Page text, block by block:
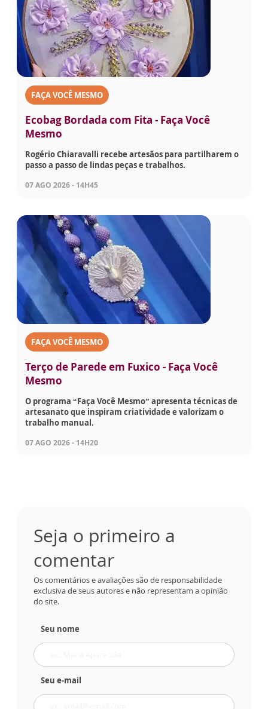
FAÇA VOCÊ MESMO
Ecobag Bordada com Fita - Faça Você
Mesmo
Rogério Chiaravalli recebe artesãos para partilharem o
passo a passo de lindas peças e trabalhos.
07 AGO 2026 - 14H45
FAÇA VOCÊ MESMO
Terço de Parede em Fuxico - Faça Você
Mesmo
O programa “Faça Você Mesmo” apresenta técnicas de
artesanato que inspiram criatividade e valorizam o
trabalho manual.
07 AGO 2026 - 14H20
Seja o primeiro a
comentar
Os comentários e avaliações são de responsabilidade
exclusiva de seus autores e não representam a opinião
do site.
Seu nome
Seu e-mail